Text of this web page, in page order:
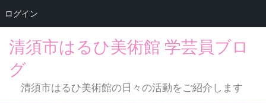
清須市はるひ美術館 学芸員ブロ
グ
清須市はるひ美術館の日々の活動をご紹介します
ログイン